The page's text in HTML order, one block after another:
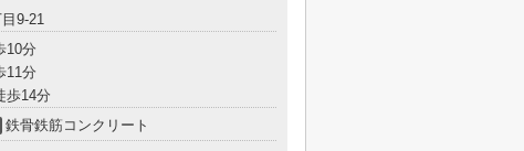
目9-21
10分
11分
歩14分
鉄骨鉄筋コンクリート